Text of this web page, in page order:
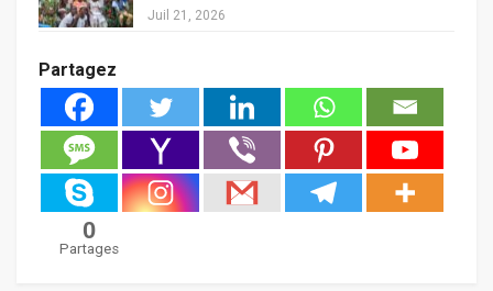
Juil 21, 2026
Partagez
0
Partages